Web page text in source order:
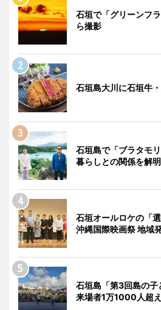
石垣で「グリーンフ
ら撮影
石垣島大川に石垣牛
石垣島で「ブラタモ
暮らしとの関係を解明
石垣オールロケの「
沖縄国際映画祭 地域
石垣島「第3回島の
来場者1万1000人超え